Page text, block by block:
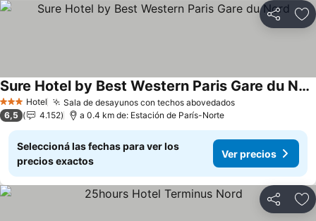
Compartir
3 Estrellas
Hotel Sala de desayunos con techos abovedados
Sure Hotel by Best Western Paris Gare du Nord
6,5 4.152 a 0.4 km de: Estación de París-Norte
Seleccioná las fechas para ver los
precios exactos
Ver precios
Compartir